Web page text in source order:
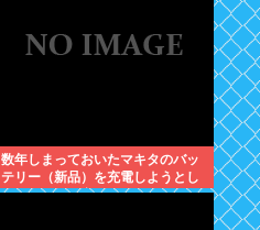
数年しまっておいたマキタのバッ
テリー（新品）を充電しようとし
たらエラーで充電できないんだ